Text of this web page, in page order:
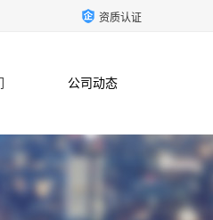
资质认证
公司动态